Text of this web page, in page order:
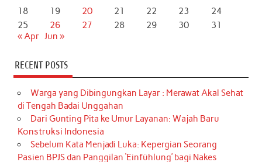
18
19 20 21 22 23
24
25
26 27 28 29 30
31
« Apr Jun »
RECENT POSTS
Warga yang Dibingungkan Layar : Merawat Akal Sehat
di Tengah Badai Unggahan
Dari Gunting Pita ke Umur Layanan: Wajah Baru
Konstruksi Indonesia
Sebelum Kata Menjadi Luka: Kepergian Seorang
Pasien BPJS dan Panggilan ‘Einfühlung’ bagi Nakes